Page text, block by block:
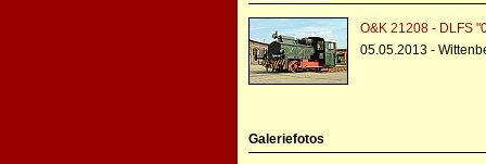
O&K 21208 - DLFS
05.05.2013 -
Galeriefotos